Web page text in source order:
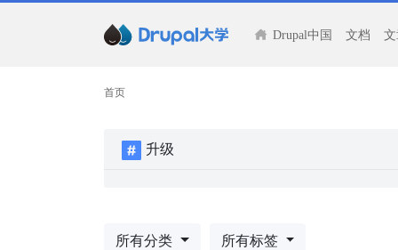
Drupal中国 文档
首页
升级
所有分类 所有标签